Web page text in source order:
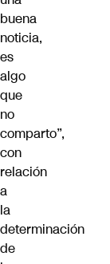
buena
noticia,
es
algo
que
no
comparto”,
con
relación
a
la
determinación
de